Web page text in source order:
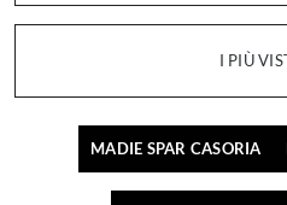
I PIÙ
MADIE SPAR CASORIA